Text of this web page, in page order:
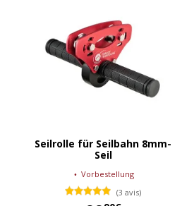
Seilrolle für Seilbahn 8mm-
Seil
Vorbestellung
(3 avis)